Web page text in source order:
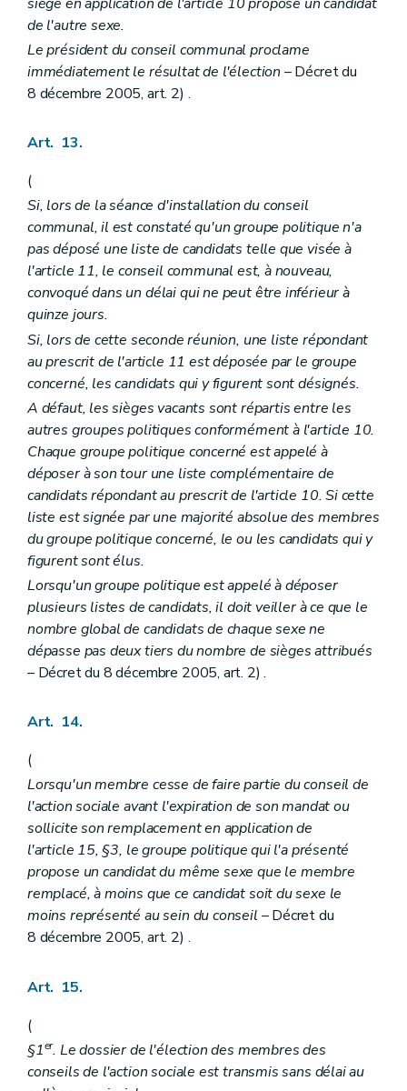
de l'autre sexe.
Le président du conseil communal proclame
immédiatement le résultat de l'élection – Décret du
8 décembre 2005, art. 2) .
Art. 13.
(
Si, lors de la séance d'installation du conseil
communal, il est constaté qu'un groupe politique n'a
pas déposé une liste de candidats telle que visée à
l'article 11, le conseil communal est, à nouveau,
convoqué dans un délai qui ne peut être inférieur à
quinze jours.
Si, lors de cette seconde réunion, une liste répondant
au prescrit de l'article 11 est déposée par le groupe
concerné, les candidats qui y figurent sont désignés.
A défaut, les sièges vacants sont répartis entre les
autres groupes politiques conformément à l'article 10.
Chaque groupe politique concerné est appelé à
déposer à son tour une liste complémentaire de
candidats répondant au prescrit de l'article 10. Si cette
liste est signée par une majorité absolue des membres
du groupe politique concerné, le ou les candidats qui y
figurent sont élus.
Lorsqu'un groupe politique est appelé à déposer
plusieurs listes de candidats, il doit veiller à ce que le
nombre global de candidats de chaque sexe ne
dépasse pas deux tiers du nombre de sièges attribués
– Décret du 8 décembre 2005, art. 2) .
Art. 14.
(
Lorsqu'un membre cesse de faire partie du conseil de
l'action sociale avant l'expiration de son mandat ou
sollicite son remplacement en application de
l'article 15, §3, le groupe politique qui l'a présenté
propose un candidat du même sexe que le membre
remplacé, à moins que ce candidat soit du sexe le
moins représenté au sein du conseil – Décret du
8 décembre 2005, art. 2) .
Art. 15.
(
§1er. Le dossier de l'élection des membres des
conseils de l'action sociale est transmis sans délai au